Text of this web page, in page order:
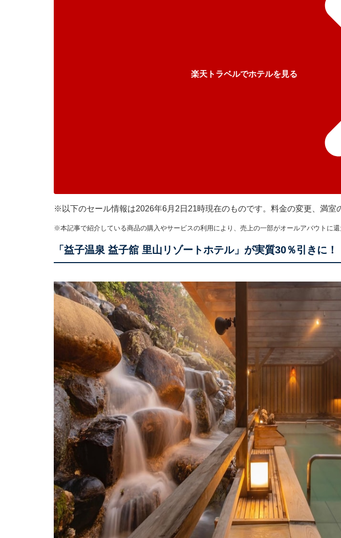
楽天トラベルでホテルを見る
※以下のセール情報は2026年6月2日21時現在のものです。料金の変更、満室
※本記事で紹介している商品の購入やサービスの利用により、売上の一部がオールアバウトに還
「益子温泉 益子舘 里山リゾートホテル」が実質30％引きに！